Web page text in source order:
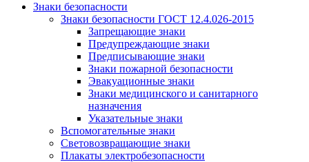
Знаки безопасности
Знаки безопасности ГОСТ 12.4.026-2015
Запрещающие знаки
Предупреждающие знаки
Предписывающие знаки
Знаки пожарной безопасности
Эвакуационные знаки
Знаки медицинского и санитарного
назначения
Указательные знаки
Вспомогательные знаки
Световозвращающие знаки
Плакаты электробезопасности